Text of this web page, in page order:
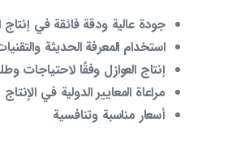
جودة عالية ودقة فائقة في إنتاج
استخدام المعرفة الحديثة
إنتاج العوازل وفقًا لاحتياجات
مراعاة المعايير الدولية في الإنتاج
أسعار مناسبة وتنافسية